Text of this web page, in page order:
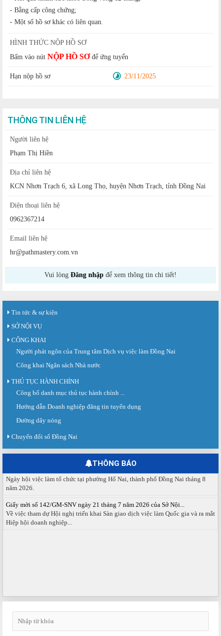
- Bằng cấp công chứng;
- Một số hồ sơ khác có liên quan.
HÌNH THỨC NỘP HỒ SƠ
Bấm vào nút NỘP HỒ SƠđể ứng tuyển
Hạn nộp hồ sơ 23/11/2025
THÔNG TIN LIÊN HỆ
Người liên hệ
Phạm Thị Hiền
Địa chỉ liên hệ
KCN Nhơn Trạch 6, xã Long Thọ, huyện Nhơn Trạch, tỉnh Đồng Nai
Điện thoại liên hệ
0962367214
Email liên hệ
hr@pathmastery.com.vn
Vui lòng Đăng nhập để xem thông tin chi tiết!
Tin tức & sự kiện
SỞ NỘI VỤ
CÔNG KHAI
Người phát ngôn của Trung tâm Dịch vụ việc làm Đồng Nai
Công khai Ngân sách Nhà nước
THỦ TỤC HÀNH CHÍNH
Công bố danh mục thủ tục hành chính ...
Hướng dẫn Doanh nghiệp đăng tin tuyển dụng
Đường dây nóng
Chuyển đổi số Đồng Nai
THÔNG BÁO
Sàn giao dịch việc làm lần thứ 08 năm 2026: Hơn 4.300 cơ hội...
Sáng ngày 03/8/2026, Trung tâm Dịch vụ việc làm Đồng Nai tổ chức Sàn giao
Báo cáo kết quả tổ chức Sàn giao dịch việc làm lần thứ 08/2026 ngày 03
tháng 08 năm 2026.
Ngày hội việc làm phường Hố Nai tháng 8 năm 2026
Ngày hội việc làm tổ chức tại phường Hố Nai, thành phố Đồng Nai tháng 8
năm 2026.
Về việc tham dự Hội nghị triển khai Sàn giao dịch việc làm Quốc gia và ra mắt
Hiệp hội doanh nghiệp...